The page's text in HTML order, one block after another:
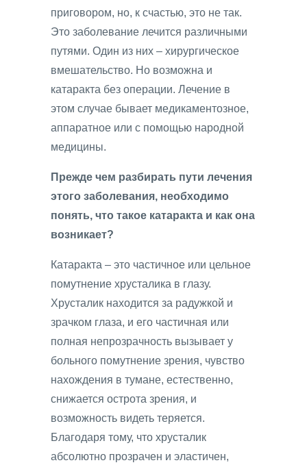
приговором, но, к счастью, это не так.
Это заболевание лечится различными
путями. Один из них – хирургическое
вмешательство. Но возможна и
катаракта без операции. Лечение в
этом случае бывает медикаментозное,
аппаратное или с помощью народной
медицины.
Прежде чем разбирать пути лечения
этого заболевания, необходимо
понять, что такое катаракта и как она
возникает?
Катаракта – это частичное или цельное
помутнение хрусталика в глазу.
Хрусталик находится за радужкой и
зрачком глаза, и его частичная или
полная непрозрачность вызывает у
больного помутнение зрения, чувство
нахождения в тумане, естественно,
снижается острота зрения, и
возможность видеть теряется.
Благодаря тому, что хрусталик
абсолютно прозрачен и эластичен,